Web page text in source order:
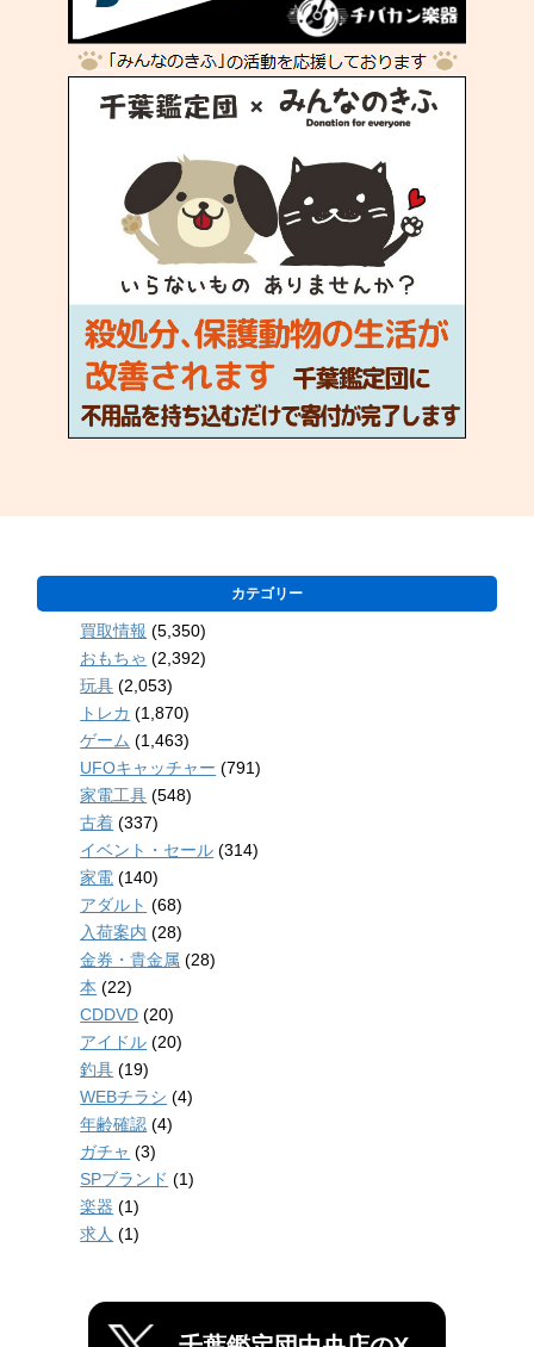
カテゴリー
買取情報 (5,350)
おもちゃ (2,392)
玩具 (2,053)
トレカ (1,870)
ゲーム (1,463)
UFOキャッチャー (791)
家電工具 (548)
古着 (337)
イベント・セール (314)
家電 (140)
アダルト (68)
入荷案内 (28)
金券・貴金属 (28)
本 (22)
CDDVD (20)
アイドル (20)
釣具 (19)
WEBチラシ (4)
年齢確認 (4)
ガチャ (3)
SPブランド (1)
楽器 (1)
求人 (1)